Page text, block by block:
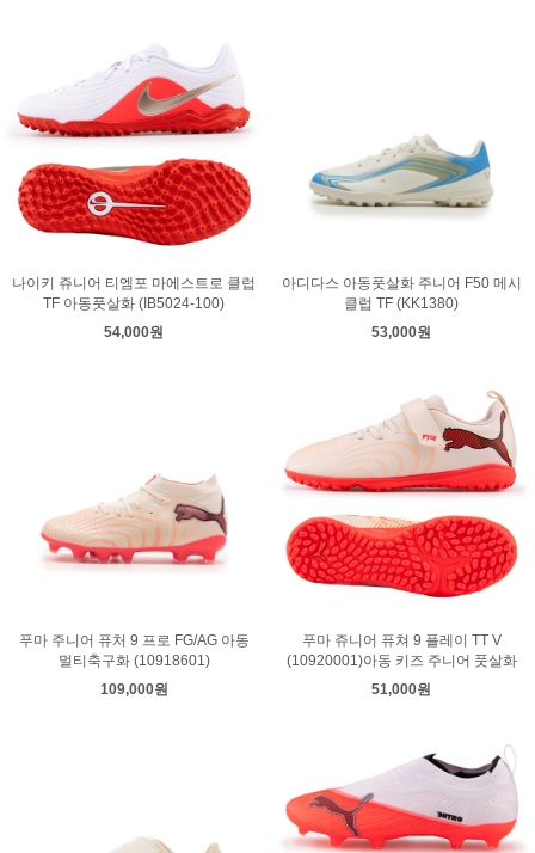
나이키 쥬니어 티엠포 마에스트로 클럽
TF 아동풋살화 (IB5024-100)
54,000원
아디다스 아동풋살화 주니어 F50 메시
클럽 TF (KK1380)
53,000원
푸마 주니어 퓨처 9 프로 FG/AG 아동
멀티축구화 (10918601)
109,000원
푸마 쥬니어 퓨쳐 9 플레이 TT V
(10920001)아동 키즈 주니어 풋살화
51,000원